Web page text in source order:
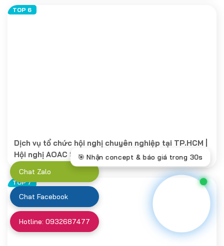
Dịch vụ tổ chức hội nghị chuyên nghiệp tại TP.HCM |
Hội nghị AOAC SEA lần thứ 2
Chat Zalo
Chat Facebook
Hotline: 0932687477